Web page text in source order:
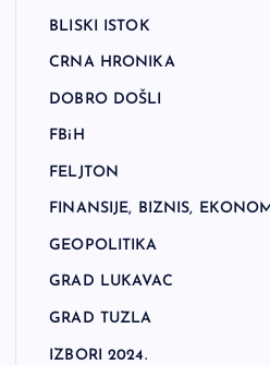
BLISKI ISTOK
CRNA HRONIKA
DOBRO DOŠLI
FBiH
FELJTON
FINANSIJE, BIZNIS,
GEOPOLITIKA
GRAD LUKAVAC
GRAD TUZLA
IZBORI 2024.